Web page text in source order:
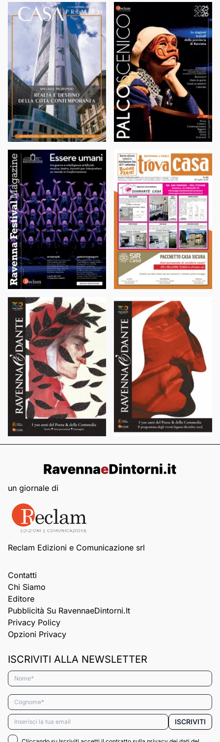
un giornale di
Reclam Edizioni e Comunicazione srl
Contatti
Chi Siamo
Editore
Pubblicità Su RavennaeDintorni.it
Privacy Policy
Opzioni Privacy
ISCRIVITI ALLA NEWSLETTER
Nome*
Cognome*
Email* ISCRIVITI